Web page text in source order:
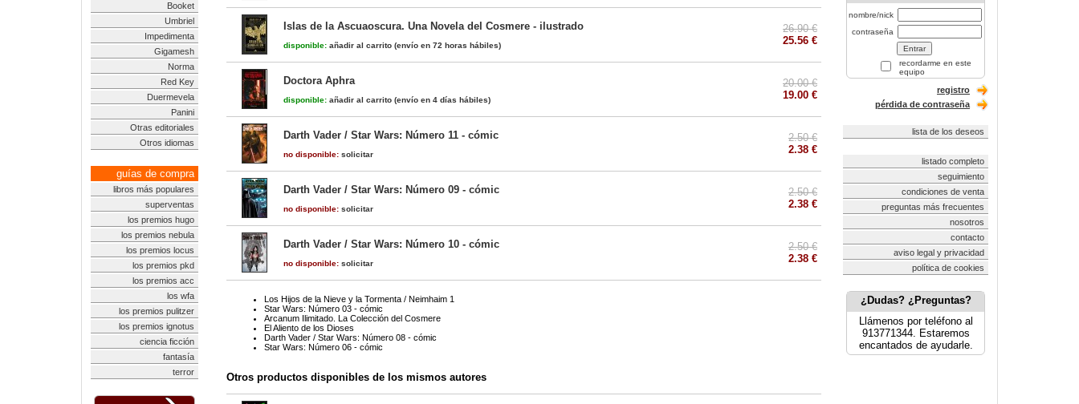
Booket
Umbriel
Impedimenta
Gigamesh
Norma
Red Key
Duermevela
Panini
Otras editoriales
Otros idiomas
guías de compra
libros más populares
superventas
los premios hugo
los premios nebula
los premios locus
los premios pkd
los premios acc
los wfa
los premios pulitzer
los premios ignotus
ciencia ficción
fantasía
terror
Islas de la Ascuaoscura. Una Novela del Cosmere - ilustrado
disponible: añadir al carrito (envío en 72 horas hábiles)
26.90 €
25.56 €
Doctora Aphra
disponible: añadir al carrito (envío en 4 días hábiles)
20.00 €
19.00 €
Darth Vader / Star Wars: Número 11 - cómic
no disponible: solicitar
2.50 €
2.38 €
Darth Vader / Star Wars: Número 09 - cómic
no disponible: solicitar
2.50 €
2.38 €
Darth Vader / Star Wars: Número 10 - cómic
no disponible: solicitar
2.50 €
2.38 €
Los Hijos de la Nieve y la Tormenta / Neimhaim 1
Star Wars: Número 03 - cómic
Arcanum Ilimitado. La Colección del Cosmere
El Aliento de los Dioses
Darth Vader / Star Wars: Número 08 - cómic
Star Wars: Número 06 - cómic
Otros productos disponibles de los mismos autores
nombre/nick
contraseña
recordarme en este
equipo
registro
pérdida de contraseña
lista de los deseos
listado completo
seguimiento
condiciones de venta
preguntas más frecuentes
nosotros
contacto
aviso legal y privacidad
política de cookies
¿Dudas? ¿Preguntas?
Llámenos por teléfono al
913771344. Estaremos
encantados de ayudarle.